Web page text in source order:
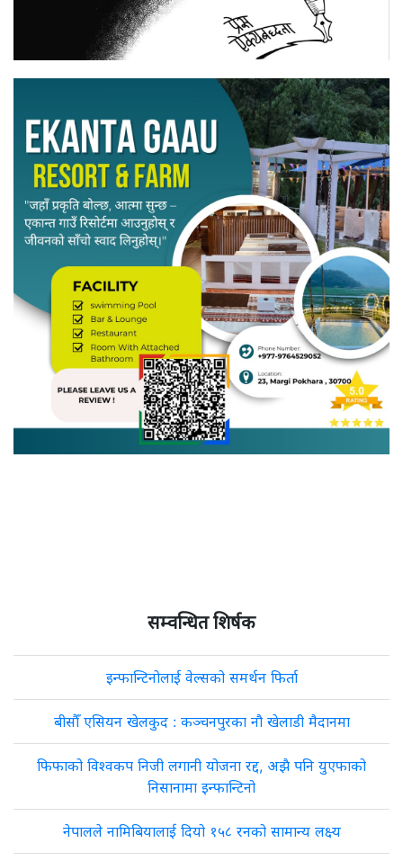
सम्वन्धित शिर्षक
इन्फान्टिनोलाई वेल्सको समर्थन फिर्ता
बीसौँ एसियन खेलकुद : कञ्चनपुरका नौ खेलाडी मैदानमा
फिफाको विश्वकप निजी लगानी योजना रद्द, अझै पनि युएफाको
निसानामा इन्फान्टिनो
नेपालले नामिबियालाई दियो १५८ रनको सामान्य लक्ष्य